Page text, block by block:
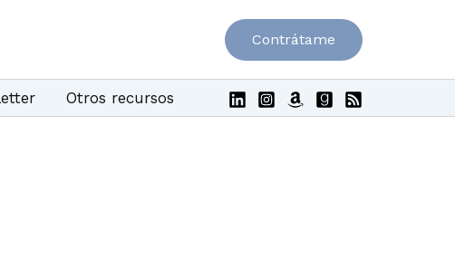
Contrátame
Otros recursos